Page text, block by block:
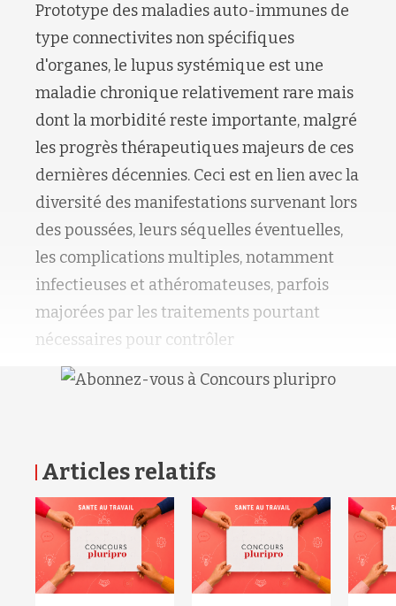
Prototype des maladies auto-immunes de
type connectivites non spécifiques
d'organes, le lupus systémique est une
maladie chronique relativement rare mais
dont la morbidité reste importante, malgré
les progrès thérapeutiques majeurs de ces
dernières décennies. Ceci est en lien avec la
diversité des manifestations survenant lors
des poussées, leurs séquelles éventuelles,
les complications multiples, notamment
infectieuses et athéromateuses, parfois
majorées par les traitements pourtant
nécessaires pour contrôler
Articles relatifs RETOUR HAUT DE PAGE